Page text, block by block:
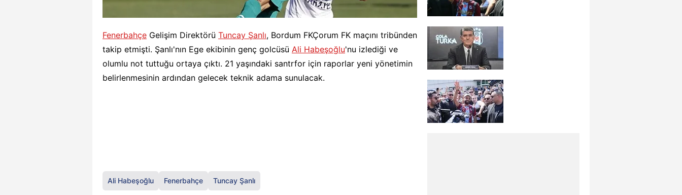
Fenerbahçe Gelişim Direktörü Tuncay Şanlı, Bordum FKÇorum FK maçını tribünden
takip etmişti. Şanlı'nın Ege ekibinin genç golcüsü Ali Habeşoğlu'nu izlediği ve
olumlu not tuttuğu ortaya çıktı. 21 yaşındaki santrfor için raporlar yeni yönetimin
belirlenmesinin ardından gelecek teknik adama sunulacak.
Ali Habeşoğlu Fenerbahçe Tuncay Şanlı